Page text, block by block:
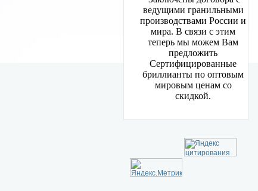
ведущими гранильными
производствами России и
мира. В связи с этим
теперь мы можем Вам
предложить
Сертифицированные
бриллианты по оптовым
мировым ценам со
скидкой.